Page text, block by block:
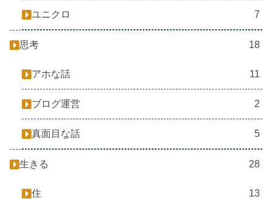
ユニクロ 7
思考 18
アホな話 11
ブログ運営 2
真面目な話 5
生きる 28
住 13